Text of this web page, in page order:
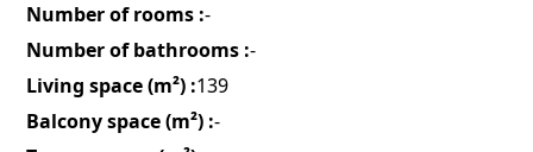
Number of rooms :-
Number of bathrooms :-
Living space (m²) :139
Balcony space (m²) :-